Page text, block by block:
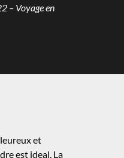
– Voyage en
et
est ideal. La